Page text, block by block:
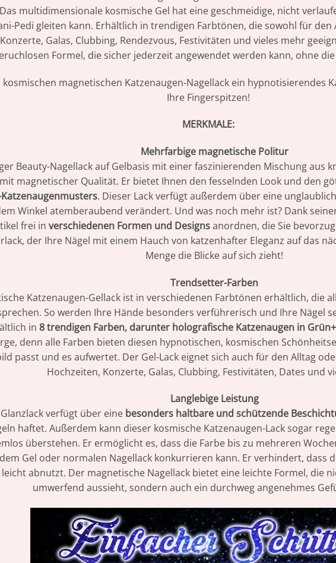
multidimensionale kosmische Gel hat eine geschmeidige, nicht
Pedi gleiten kann. Erhältlich in trendigen Farbtönen, die sowohl für den
Galas, Clubbing, Rendezvous, Festivitäten und vieles mehr
Formel, die sicher jederzeit angewendet werden kann, ohne
kosmischen magnetischen Katzenaugen-Nagellack ein hypnotisierendes
Ihre Fingerspitzen!
MERKMALE:
Mehrfarbige magnetische Politur
Beauty-Nagellack auf Gelbasis mit einer faszinierenden Mischung aus
magnetischer Qualität. Er bietet Ihnen den fesselnden Look und den
. Dieser Lack verfügt außerdem über eine
Winkel atemberaubend verändert. Und was noch mehr ist? Dank
frei in verschiedenen Formen und Designsanordnen, die Sie
der Ihre Nägel mit einem Hauch von katzenhafter Eleganz auf das
Menge die Blicke auf sich zieht!
Trendsetter-Farben
Katzenaugen-Gellack ist in verschiedenen Farbtönen erhältlich, die
So werden Ihre Hände besonders verführerisch und Ihre Nägel
in8 trendigen Farben, darunter holografische Katzenaugen in
denn alle Farben bieten diesen hypnotischen, kosmischen
passt und es aufwertet. Der Gel-Lack eignet sich auch für den Alltag
Hochzeiten, Konzerte, Galas, Clubbing, Festivitäten, Dates und
Langlebige Leistung
verfügt über eine besonders haltbare und schützende
haftet. Außerdem kann dieser kosmische Katzenaugen-Lack sogar
überstehen. Er ermöglicht es, dass die Farbe bis zu mehreren
Gel oder normalen Nagellack konkurrieren kann. Er verhindert, dass
abnutzt. Der magnetische Nagellack bietet eine leichte Formel, die
umwerfend aussieht, sondern auch ein durchweg angenehmes